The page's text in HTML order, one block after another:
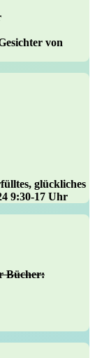
von
glückliches
9:30-17 Uhr
Bücher: